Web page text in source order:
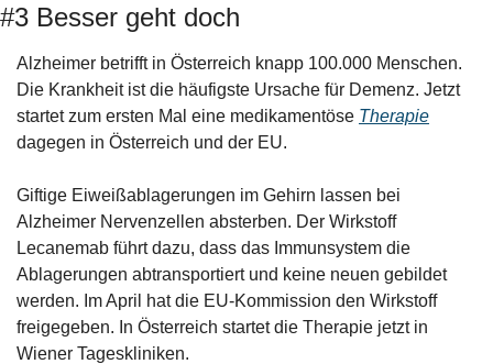
#3 Besser geht doch
Alzheimer betrifft in Österreich knapp 100.000 Menschen.
Die Krankheit ist die häufigste Ursache für Demenz. Jetzt
startet zum ersten Mal eine medikamentöse Therapie
dagegen in Österreich und der EU.
Giftige Eiweißablagerungen im Gehirn lassen bei
Alzheimer Nervenzellen absterben. Der Wirkstoff
Lecanemab führt dazu, dass das Immunsystem die
Ablagerungen abtransportiert und keine neuen gebildet
werden. Im April hat die EU-Kommission den Wirkstoff
freigegeben. In Österreich startet die Therapie jetzt in
Wiener Tageskliniken.